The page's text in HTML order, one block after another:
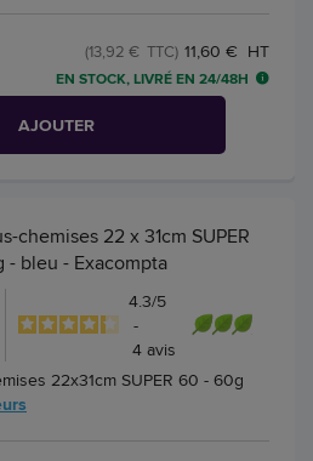
11,60 € HT
(13,92 € TTC)
EN STOCK, LIVRÉ EN 24/48H
AJOUTER
chemises 22 x 31cm SUPER
- bleu - Exacompta
4.3/5
-
4 avis
22x31cm SUPER 60 - 60g